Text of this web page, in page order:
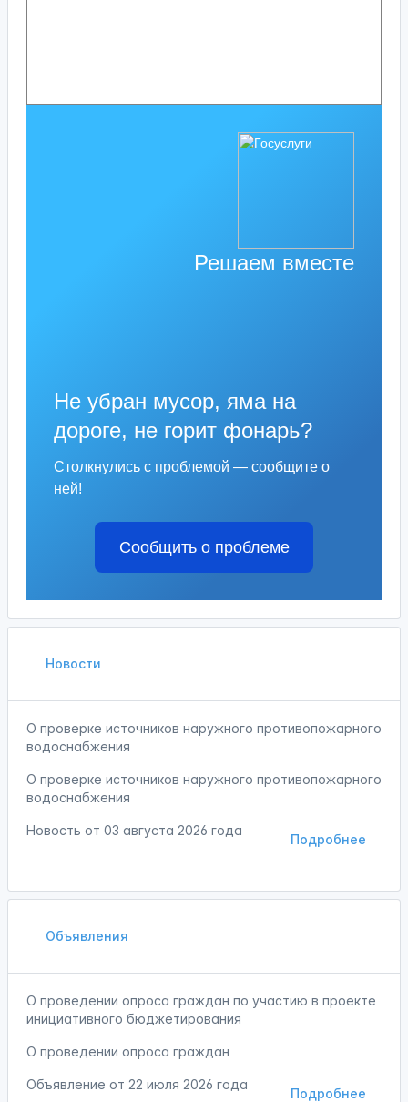
Решаем вместе
Не убран мусор, яма на
дороге, не горит фонарь?
Столкнулись с проблемой — сообщите о
ней!
Сообщить о проблеме
Новости
О проверке источников наружного противопожарного
водоснабжения
О проверке источников наружного противопожарного
водоснабжения
Подробнее
Новость от 03 августа 2026 года
Объявления
О проведении опроса граждан по участию в проекте
инициативного бюджетирования
О проведении опроса граждан
Подробнее
Объявление от 22 июля 2026 года